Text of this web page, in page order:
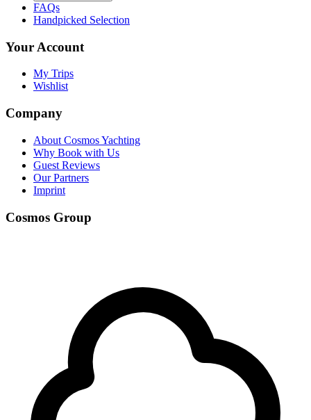
FAQs
Handpicked Selection
Your Account
My Trips
Wishlist
Company
About Cosmos Yachting
Why Book with Us
Guest Reviews
Our Partners
Imprint
Cosmos Group